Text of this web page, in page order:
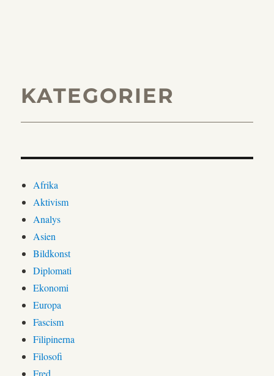
KATEGORIER
Afrika
Aktivism
Analys
Asien
Bildkonst
Diplomati
Ekonomi
Europa
Fascism
Filipinerna
Filosofi
Fred